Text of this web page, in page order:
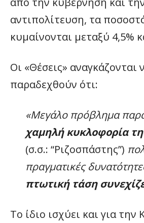
αντιπολίτευση, τα
κυμαίνονται μεταξύ 4,5%
Οι «Θέσεις» αναγκάζονται
παραδεχθούν ότι:
«Μεγάλο πρόβλημα
χαμηλή κυκλοφορία
(σ.σ.: “Ριζοσπάστης”)
πραγματικές
πτωτική τάση
Το ίδιο ισχύει και για